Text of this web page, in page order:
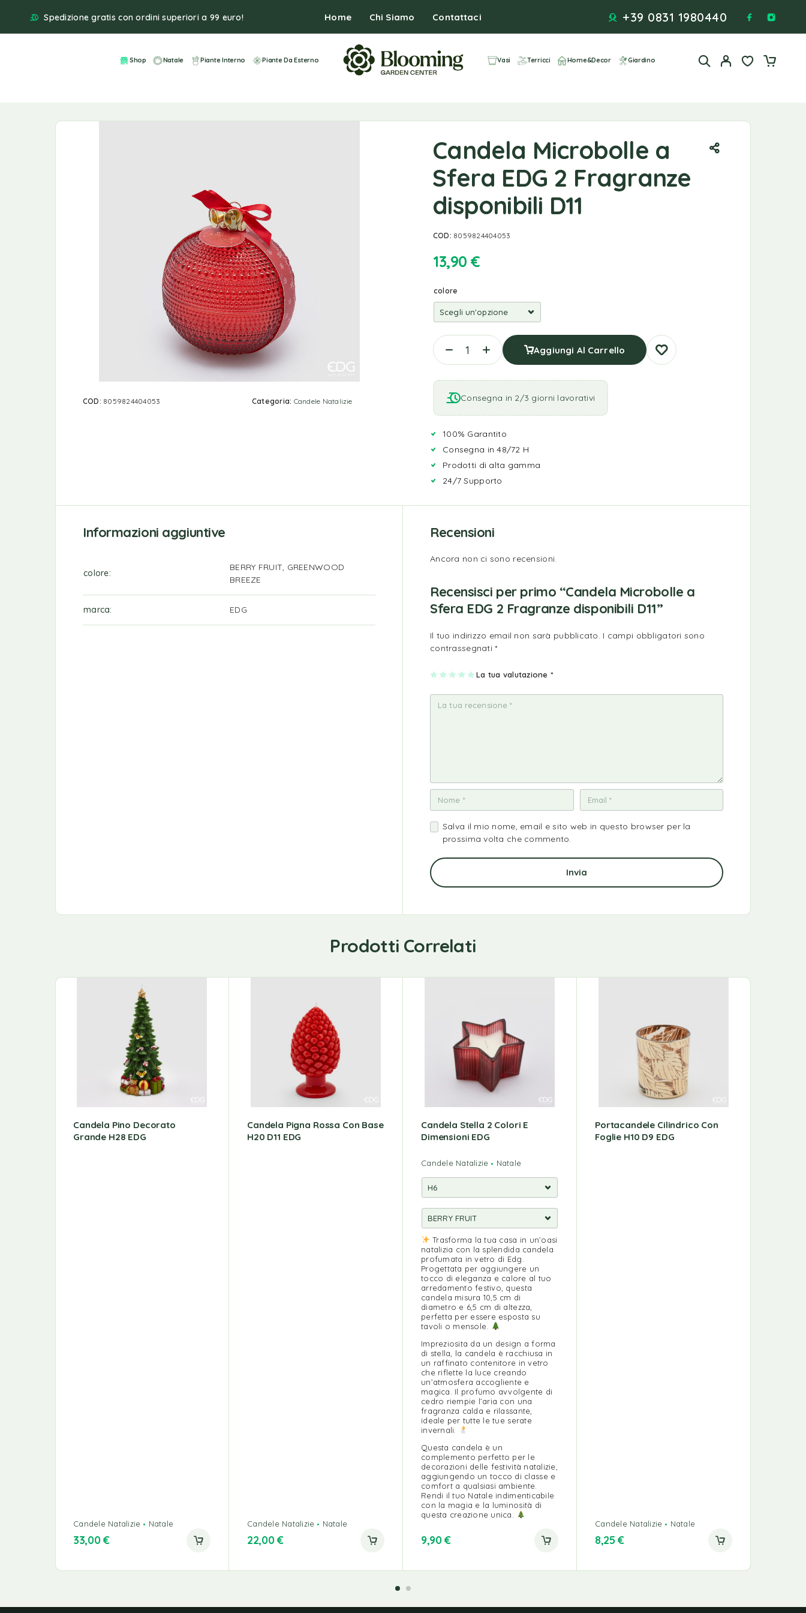
Spedizione gratis con ordini superiori a 99 euro! Home Chi Siamo Contattaci +39 0831 1980440
Shop Natale Piante Interno Piante Da Esterno Vasi Terricci Home&Decor Giardino
COD: 8059824404053 Categoria: Candele Natalizie
Candela Microbolle a
Sfera EDG 2 Fragranze
disponibili D11
COD: 8059824404053
13,90 €
colore
Aggiungi Al Carrello
Consegna in 2/3 giorni lavorativi
100% Garantito
Consegna in 48/72 H
Prodotti di alta gamma
24/7 Supporto
Informazioni aggiuntive
colore
BERRY FRUIT, GREENWOOD
BREEZE
marca EDG
Recensioni
Ancora non ci sono recensioni.
Recensisci per primo “Candela Microbolle a
Sfera EDG 2 Fragranze disponibili D11”
Il tuo indirizzo email non sarà pubblicato. I campi obbligatori sono
contrassegnati*
La tua valutazione *
1
a
2
e
su
5
3
e
su
5
4
e
su
5
5
e
su
5
Salva il mio nome, email e sito web in questo browser per la
prossima volta che commento.
Prodotti Correlati
Candela Pino Decorato
Grande H28 EDG
Candele Natalizie Natale
33,00€
Candela Pigna Rossa Con Base
H20 D11 EDG
Candele Natalizie Natale
22,00€
Candela Stella 2 Colori E
Dimensioni EDG
Candele Natalizie Natale
Trasforma la tua casa in un’oasi
natalizia con la splendida candela
profumata in vetro di Edg.
Progettata per aggiungere un
tocco di eleganza e calore al tuo
arredamento festivo, questa
candela misura 10,5 cm di
diametro e 6,5 cm di altezza,
perfetta per essere esposta su
tavoli o mensole.
Impreziosita da un design a forma
di stella, la candela è racchiusa in
un raffinato contenitore in vetro
che riflette la luce creando
un’atmosfera accogliente e
magica. Il profumo avvolgente di
cedro riempie l’aria con una
fragranza calda e rilassante,
ideale per tutte le tue serate
invernali.
Questa candela è un
complemento perfetto per le
decorazioni delle festività natalizie,
aggiungendo un tocco di classe e
comfort a qualsiasi ambiente.
Rendi il tuo Natale indimenticabile
con la magia e la luminosità di
questa creazione unica.
9,90€
Portacandele Cilindrico Con
Foglie H10 D9 EDG
Candele Natalizie Natale
8,25€